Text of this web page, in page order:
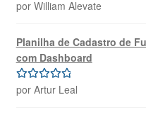
Avaliação5
por William Alevate
Planilha de Cadastro de
com Dashboard
Avaliação 5
por Artur Leal